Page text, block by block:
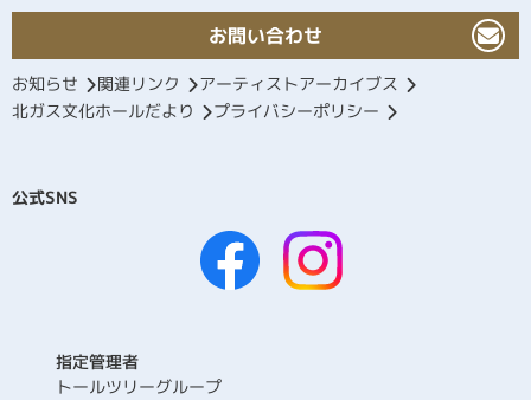
お問い合わせ
お知らせ 関連リンク
アーティストアーカイブス
北ガス文化ホールだより
プライバシーポリシー
公式SNS
指定管理者
トールツリーグループ